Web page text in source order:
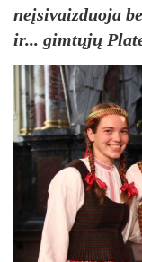
neįsivaizduoja
ir... gimtųjų